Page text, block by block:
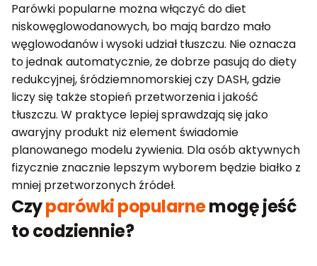
Parówki popularne można włączyć do diet
niskowęglowodanowych, bo mają bardzo mało
węglowodanów i wysoki udział tłuszczu. Nie oznacza
to jednak automatycznie, że dobrze pasują do diety
redukcyjnej, śródziemnomorskiej czy DASH, gdzie
liczy się także stopień przetworzenia i jakość
tłuszczu. W praktyce lepiej sprawdzają się jako
awaryjny produkt niż element świadomie
planowanego modelu żywienia. Dla osób aktywnych
fizycznie znacznie lepszym wyborem będzie białko z
mniej przetworzonych źródeł.
Czyparówki popularnemogę jeść
to codziennie?